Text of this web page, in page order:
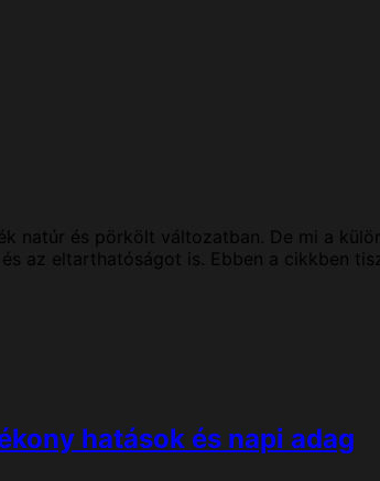
natúr és pörkölt változatban. De mi a
az eltarthatóságot is. Ebben a cikkben
hatások és napi adag